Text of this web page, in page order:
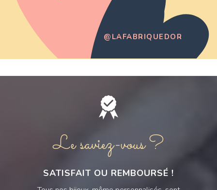
@LAFABRIQUEDOR
Le saviez-vous ?
SATISFAIT OU REMBOURSÉ !